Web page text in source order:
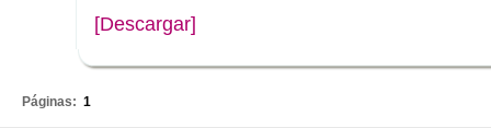
[Descargar]
Páginas: 1